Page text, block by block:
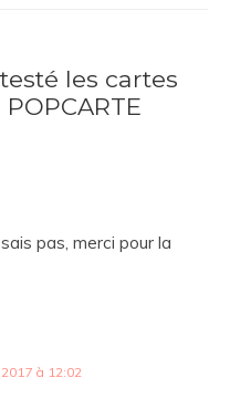
les cartes
pas, merci pour la
à 12:02